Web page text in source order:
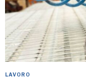
LAVORO